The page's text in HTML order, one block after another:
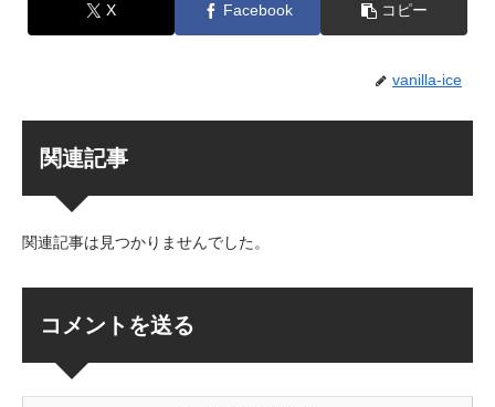
X Facebook コピー
vanilla-ice
関連記事
関連記事は見つかりませんでした。
コメントを送る